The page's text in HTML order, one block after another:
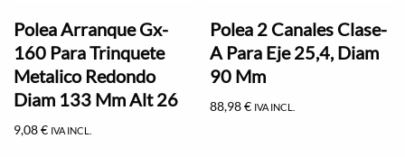
Polea Arranque Gx-
160 Para Trinquete
Metalico Redondo
Diam 133 Mm Alt 26
9,08€ IVA INCL.
Polea 2 Canales Clase-
A Para Eje 25,4, Diam
90 Mm
88,98€ IVA INCL.